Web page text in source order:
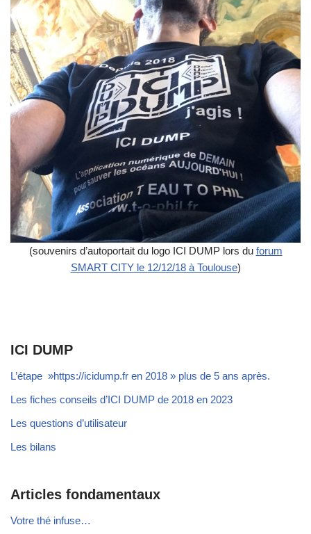
(souvenirs d’autoportait du logo ICI DUMP lors du forum
SMART CITY le 12/12/18 à Toulouse)
ICI DUMP
L’étape »https://icidump.fr en 2018 » plus de 5 ans après.
Les fiches conseils d’ICI DUMP de 2018 en 2023
Les questions d’utilisateur
Les bilans
Articles fondamentaux
Votre thé infuse…